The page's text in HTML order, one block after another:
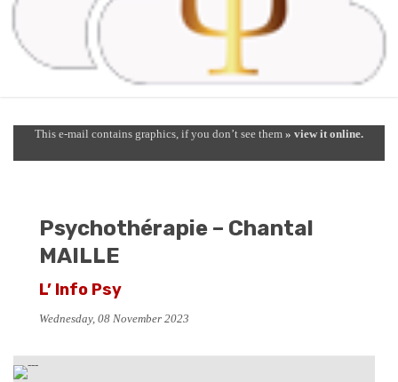
This e-mail contains graphics, if you don’t see them » view it online.
Psychothérapie – Chantal
MAILLE
L’ Info Psy
Wednesday, 08 November 2023